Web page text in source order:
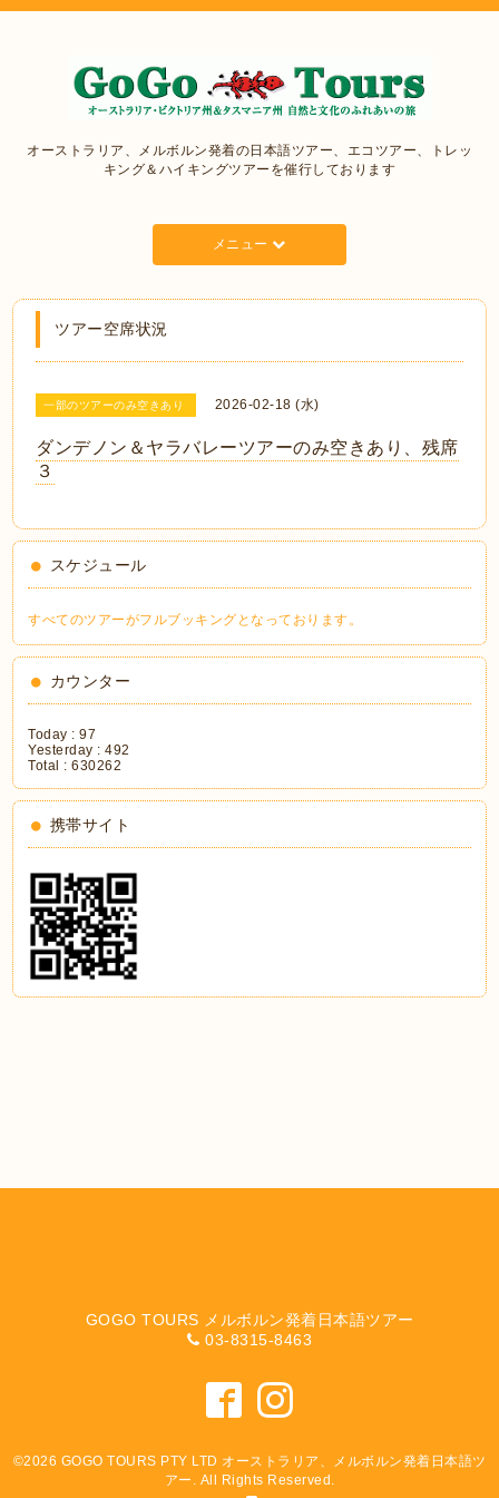
オーストラリア、メルボルン発着の日本語ツアー、エコツアー、トレッ
キング＆ハイキングツアーを催行しております
メニュー
ツアー空席状況
一部のツアーのみ空きあり 2026-02-18 (水)
ダンデノン＆ヤラバレーツアーのみ空きあり、残席
３
スケジュール
すべてのツアーがフルブッキングとなっております。
カウンター
Today :97
Yesterday :492
Total :630262
携帯サイト
GOGO TOURS メルボルン発着日本語ツアー
03-8315-8463
©2026 GOGO TOURS PTY LTD オーストラリア、メルボルン発着日本語ツ
アー . All Rights Reserved.